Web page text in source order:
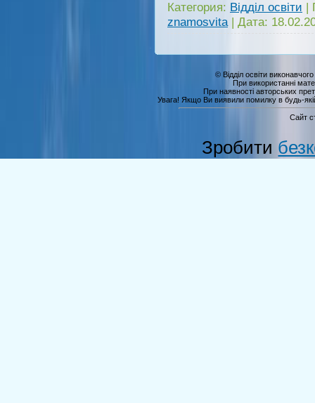
Категория: Відділ освіти |
znamosvita | Дата:
© Відділ освіти
При використанні
При наявності авторських
Увага! Якщо Ви виявили помилку в будь-якій
Сайт
Зробити